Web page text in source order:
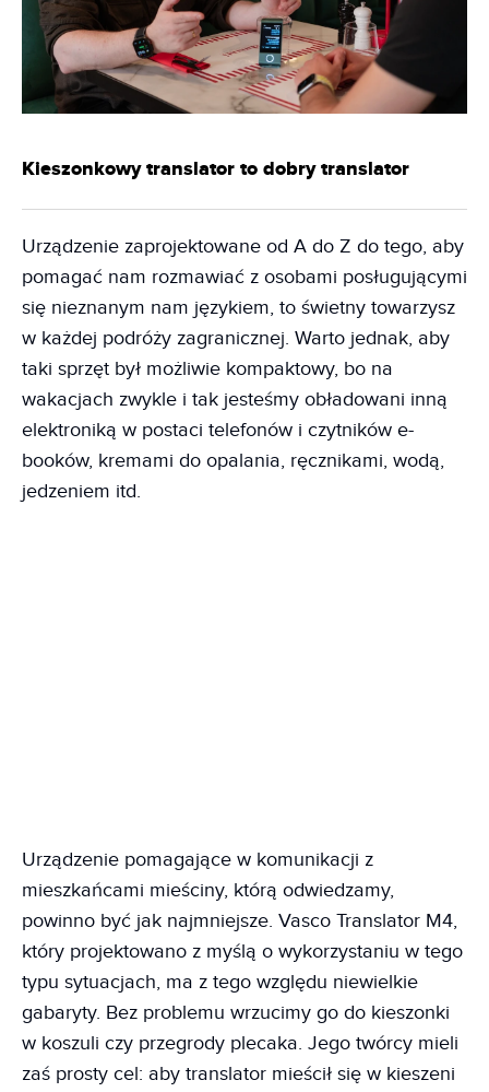
Kieszonkowy translator to dobry translator
Urządzenie zaprojektowane od A do Z do tego, aby
pomagać nam rozmawiać z osobami posługującymi
się nieznanym nam językiem, to świetny towarzysz
w każdej podróży zagranicznej. Warto jednak, aby
taki sprzęt był możliwie kompaktowy, bo na
wakacjach zwykle i tak jesteśmy obładowani inną
elektroniką w postaci telefonów i czytników e-
booków, kremami do opalania, ręcznikami, wodą,
jedzeniem itd.
Urządzenie pomagające w komunikacji z
mieszkańcami mieściny, którą odwiedzamy,
powinno być jak najmniejsze. Vasco Translator M4,
który projektowano z myślą o wykorzystaniu w tego
typu sytuacjach, ma z tego względu niewielkie
gabaryty. Bez problemu wrzucimy go do kieszonki
w koszuli czy przegrody plecaka. Jego twórcy mieli
zaś prosty cel: aby translator mieścił się w kieszeni